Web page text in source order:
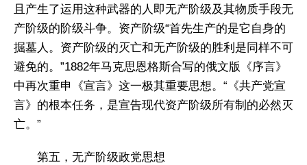
且产生了运用这种武器的人即无产阶级及其物质手段无
产阶级的阶级斗争。资产阶级“首先生产的是它自身的
掘墓人。资产阶级的灭亡和无产阶级的胜利是同样不可
避免的。”1882年马克思恩格斯合写的俄文版《序言》
中再次重申《宣言》这一极其重要思想。“《共产党宣
言》的根本任务，是宣告现代资产阶级所有制的必然灭
亡。”
第五，无产阶级政党思想